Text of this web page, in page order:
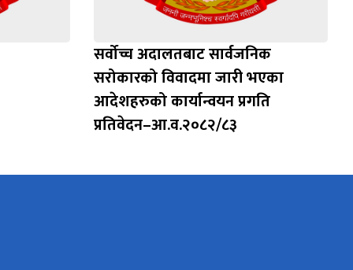
सर्वोच्च अदालतबाट सार्वजनिक
सरोकारको विवादमा जारी भएका
आदेशहरुको कार्यान्वयन प्रगति
प्रतिवेदन–आ.व.२०८२/८३